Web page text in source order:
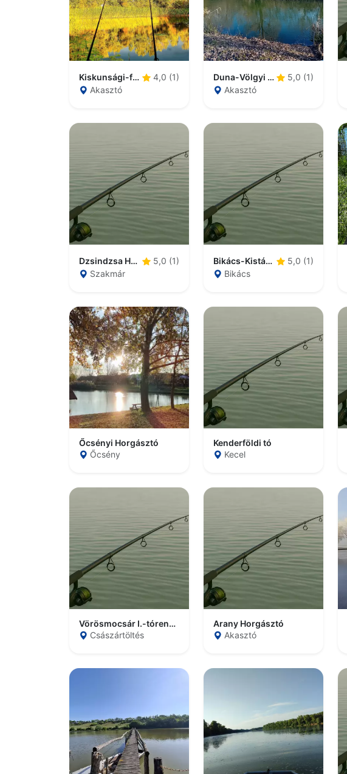
Kiskunsági-főcsatorna
4,0 (1)
Akasztó
Duna-Völgyi Főcsatorna
5,0 (1)
Akasztó
Dzsindzsa Horgásztó
5,0 (1)
Szakmár
Bikács-Kistápé Horgásztó
5,0 (1)
Bikács
Őcsényi Horgásztó
Őcsény
Kenderföldi tó
Kecel
Vörösmocsár I.-tórendszer
Császártöltés
Arany Horgásztó
Akasztó